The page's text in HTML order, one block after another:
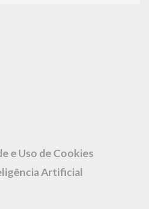
e Uso de Cookies
Artificial